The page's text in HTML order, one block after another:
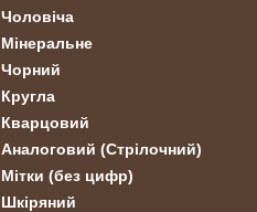
Чоловіча
Мінеральне
Чорний
Кругла
Кварцовий
Аналоговий (Стрілочний)
Мітки (без цифр)
Шкіряний